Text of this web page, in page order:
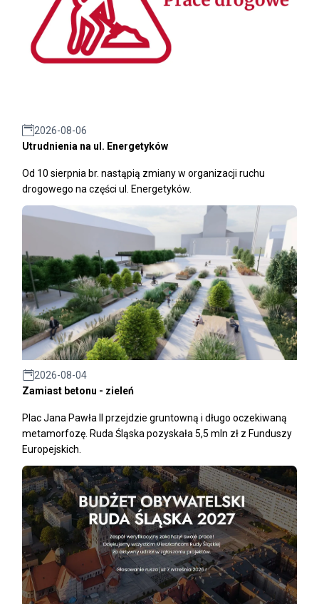
2026-08-06
Utrudnienia na ul. Energetyków
Od 10 sierpnia br. nastąpią zmiany w organizacji ruchu
drogowego na części ul. Energetyków.
2026-08-04
Zamiast betonu - zieleń
Plac Jana Pawła II przejdzie gruntowną i długo oczekiwaną
metamorfozę. Ruda Śląska pozyskała 5,5 mln zł z Funduszy
Europejskich.